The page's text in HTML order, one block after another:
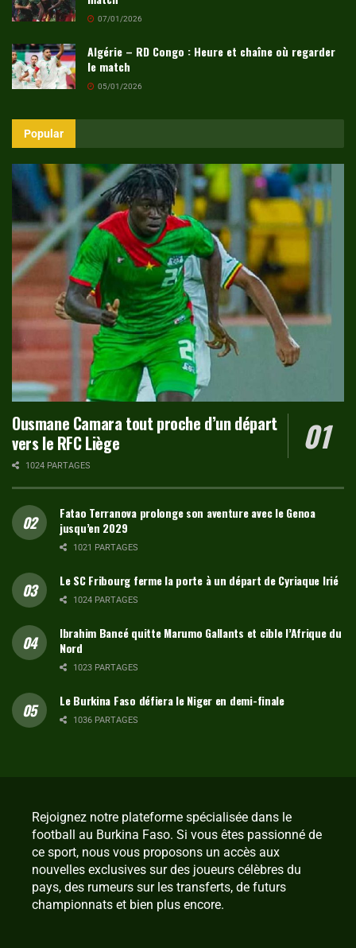
07/01/2026
Algérie – RD Congo : Heure et chaîne où regarder
le match
05/01/2026
Popular
Ousmane Camara tout proche d’un départ
vers le RFC Liège
1024 PARTAGES
Fatao Terranova prolonge son aventure avec le Genoa
jusqu’en 2029
1021 PARTAGES
Le SC Fribourg ferme la porte à un départ de Cyriaque Irié
1024 PARTAGES
Ibrahim Bancé quitte Marumo Gallants et cible l’Afrique du
Nord
1023 PARTAGES
Le Burkina Faso défiera le Niger en demi-finale
1036 PARTAGES
Rejoignez notre plateforme spécialisée dans le
football au Burkina Faso. Si vous êtes passionné de
ce sport, nous vous proposons un accès aux
nouvelles exclusives sur des joueurs célèbres du
pays, des rumeurs sur les transferts, de futurs
championnats et bien plus encore.